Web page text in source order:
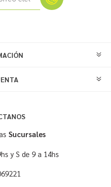
Sucursales
y S de 9 a 14hs